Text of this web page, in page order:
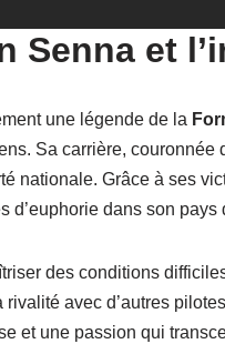
Senna et
une légende de la
Sa carrière, couronnée
nationale. Grâce à ses
dans son pays
des conditions
avec d’autres
et une passion qui